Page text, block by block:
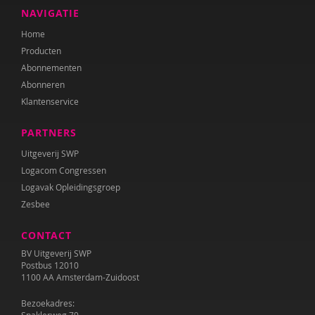
NAVIGATIE
Home
Producten
Abonnementen
Abonneren
Klantenservice
PARTNERS
Uitgeverij SWP
Logacom Congressen
Logavak Opleidingsgroep
Zesbee
CONTACT
BV Uitgeverij SWP
Postbus 12010
1100 AA Amsterdam-Zuidoost
Bezoekadres: